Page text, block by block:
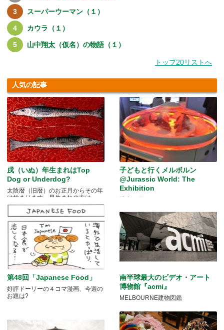
スーパーウーマン（１）
カウラ（１）
山中翔太（仮名）の物語（１）
トップ20リストへ
人気の記事
戌（いぬ）年生まれはTop
Dog or Underdog?
太陰暦（旧暦）のお正月からその年
は始まります。早生まれの方は.....
子どもと行くメルボルン
@Jurassic World: The
Exhibition
第48回「Japanese Food」
好評ドーリーの４コマ漫画、今週の
お題は?
南半球最大のビデオ・アート
博物館『acmi』
MELBOURNE建物図鑑